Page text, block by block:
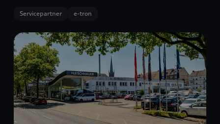
Servicepartner e-tron